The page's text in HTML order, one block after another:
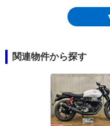
V7Ⅲストーンは、ダーク＆ブ
ックモデル。2019年モデルで
関連物件から探す